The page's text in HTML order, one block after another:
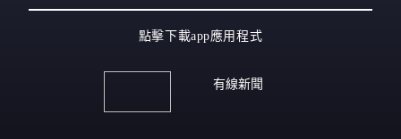
點擊下載app應用程式
有線新聞